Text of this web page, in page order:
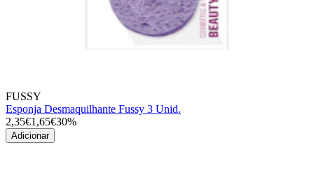
FUSSY
Esponja Desmaquilhante Fussy 3 Unid.
2,35€1,65€30%
Adicionar